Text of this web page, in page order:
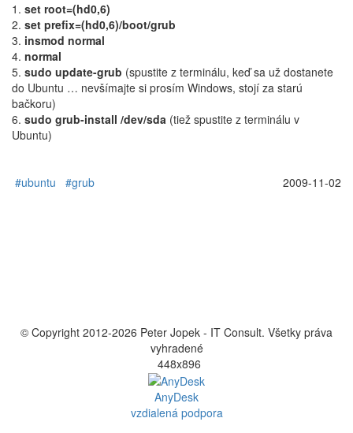
1. set root=(hd0,6)
2. set prefix=(hd0,6)/boot/grub
3. insmod normal
4. normal
5. sudo update-grub (spustite z terminálu, keď sa už dostanete
do Ubuntu … nevšímajte si prosím Windows, stojí za starú
bačkoru)
6. sudo grub-install /dev/sda (tiež spustite z terminálu v
Ubuntu)
2009-11-02
#ubuntu #grub
© Copyright 2012-2026 Peter Jopek - IT Consult. Všetky práva
vyhradené
448x896
AnyDesk
vzdialená podpora